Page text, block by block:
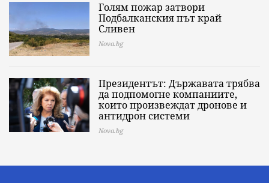
Голям пожар затвори
Подбалканския път край
Сливен
Nova.bg
Президентът: Държавата трябва
да подпомогне компаниите,
които произвеждат дронове и
антидрон системи
Nova.bg